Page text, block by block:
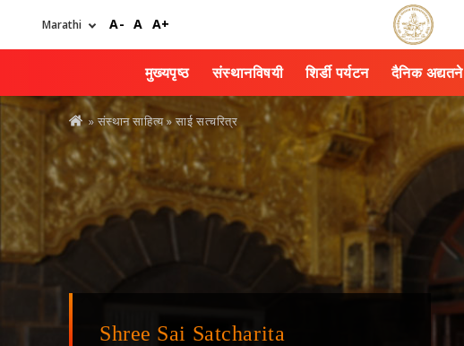
A- A A+
मुख्यपृष्ठ संस्थानविषयी शिर्डी पर्यटन दैनिक अद्यतने
You
are
here
»संस्थान साहित्य» साई सत्चरित्र
Shree Sai Satcharita